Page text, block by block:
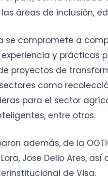
áreas de inclusión,
se compromete a
experiencia y
proyectos de
como
para el sector
entre otros.
además, de la
Jose Delio Ares,
de Visa.